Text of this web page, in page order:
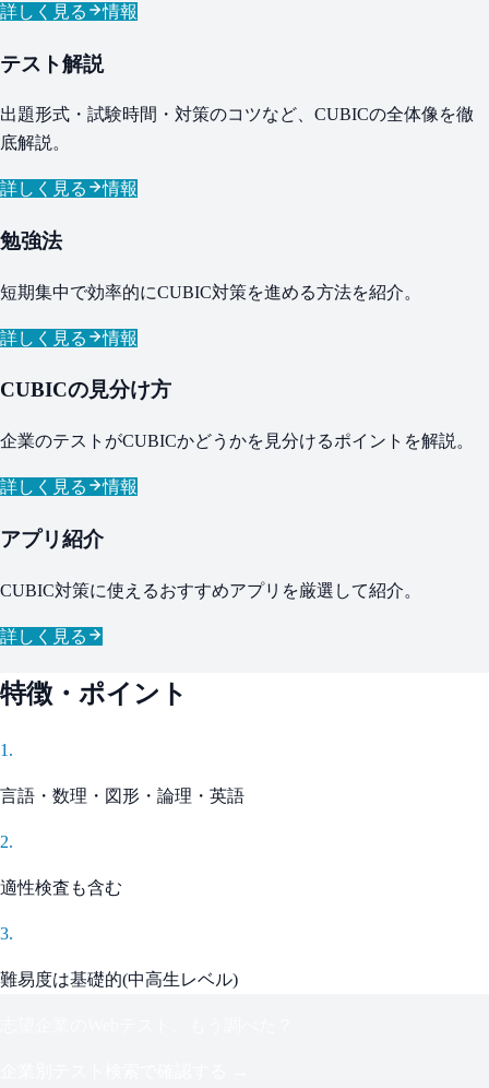
詳しく見る 情報
テスト解説
出題形式・試験時間・対策のコツなど、CUBICの全体像を徹
底解説。
詳しく見る 情報
勉強法
短期集中で効率的にCUBIC対策を進める方法を紹介。
詳しく見る 情報
CUBICの見分け方
企業のテストがCUBICかどうかを見分けるポイントを解説。
詳しく見る 情報
アプリ紹介
CUBIC対策に使えるおすすめアプリを厳選して紹介。
詳しく見る
特徴・ポイント
1.
言語・数理・図形・論理・英語
2.
適性検査も含む
3.
難易度は基礎的(中高生レベル)